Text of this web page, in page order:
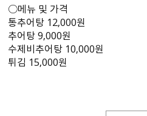
○메뉴 및 가격
통추어탕 12,000원
추어탕 9,000원
수제비추어탕 10,000원
튀김 15,000원